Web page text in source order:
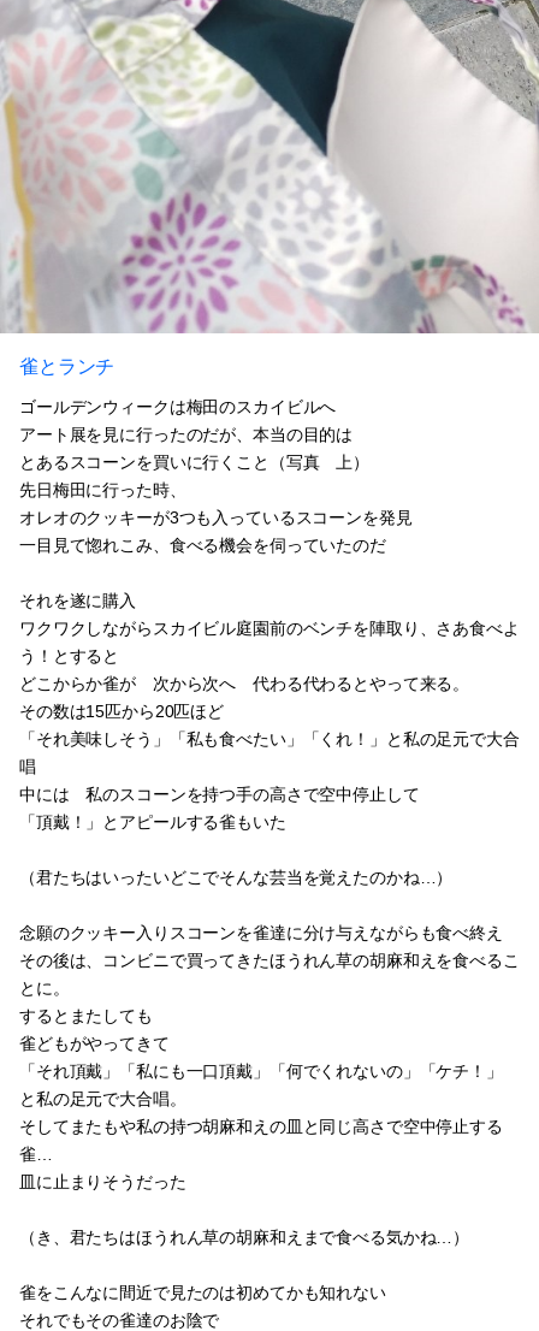
雀とランチ
ゴールデンウィークは梅田のスカイビルへ
アート展を見に行ったのだが、本当の目的は
とあるスコーンを買いに行くこと（写真 上）
先日梅田に行った時、
オレオのクッキーが3つも入っているスコーンを発見
一目見て惚れこみ、食べる機会を伺っていたのだ
それを遂に購入
ワクワクしながらスカイビル庭園前のベンチを陣取り、さあ食べよ
う！とすると
どこからか雀が 次から次へ 代わる代わるとやって来る。
その数は15匹から20匹ほど
「それ美味しそう」「私も食べたい」「くれ！」と私の足元で大合
唱
中には 私のスコーンを持つ手の高さで空中停止して
「頂戴！」とアピールする雀もいた
（君たちはいったいどこでそんな芸当を覚えたのかね…）
念願のクッキー入りスコーンを雀達に分け与えながらも食べ終え
その後は、コンビニで買ってきたほうれん草の胡麻和えを食べるこ
とに。
するとまたしても
雀どもがやってきて
「それ頂戴」「私にも一口頂戴」「何でくれないの」「ケチ！」
と私の足元で大合唱。
そしてまたもや私の持つ胡麻和えの皿と同じ高さで空中停止する
雀…
皿に止まりそうだった
（き、君たちはほうれん草の胡麻和えまで食べる気かね…）
雀をこんなに間近で見たのは初めてかも知れない
それでもその雀達のお陰で